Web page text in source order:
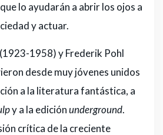
lo ayudarán a abrir los ojos a
y actuar.
1958) y Frederik Pohl
desde muy jóvenes unidos
a la literatura fantástica, a
y a la ediciónunderground.
crítica de la creciente